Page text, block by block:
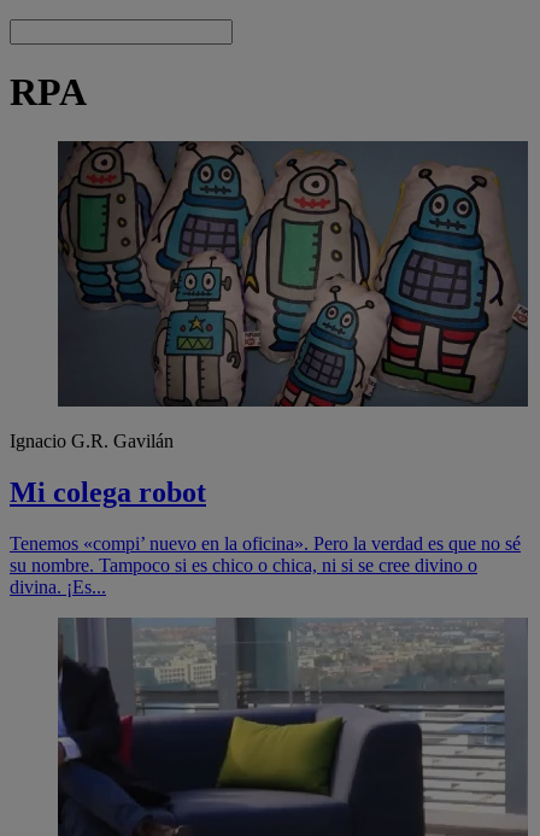
RPA
Ignacio G.R. Gavilán
Mi colega robot
Tenemos «compi’ nuevo en la oficina». Pero la verdad es que no sé
su nombre. Tampoco si es chico o chica, ni si se cree divino o
divina. ¡Es...